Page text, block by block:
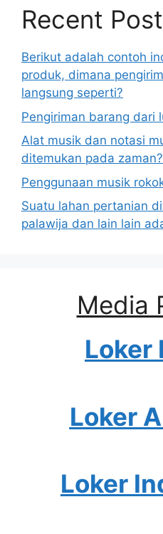
Recent
Berikut adalah contoh
produk, dimana
langsung seperti?
Pengiriman barang dari
Alat musik dan notasi
ditemukan pada zaman?
Penggunaan musik
Suatu lahan pertanian
palawija dan lain lain
Media
Loker
Loker
Loker